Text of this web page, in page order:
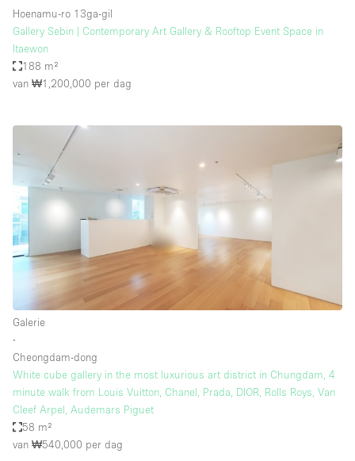
Hoenamu-ro 13ga-gil
Gallery Sebin | Contemporary Art Gallery & Rooftop Event Space in
Itaewon
188 m²
van ₩1,200,000 per dag
Galerie
∙
Cheongdam-dong
White cube gallery in the most luxurious art district in Chungdam, 4
minute walk from Louis Vuitton, Chanel, Prada, DIOR, Rolls Roys, Van
Cleef Arpel, Audemars Piguet
58 m²
van ₩540,000 per dag